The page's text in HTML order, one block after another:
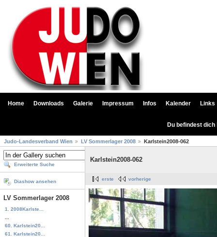
Home Downloads Galerie Impressum Infos Kalender Links
Du befindest
Judo-Landesverband Wien LV Sommerlager 2008 Karlstein2008-062
Erweiterte Suche
Diashow ansehen
LV Sommerlager 2008
1. 2008Karlste...
60. Karlstein20...
61. Karlstein20...
Karlstein2008-062
erste vorherige